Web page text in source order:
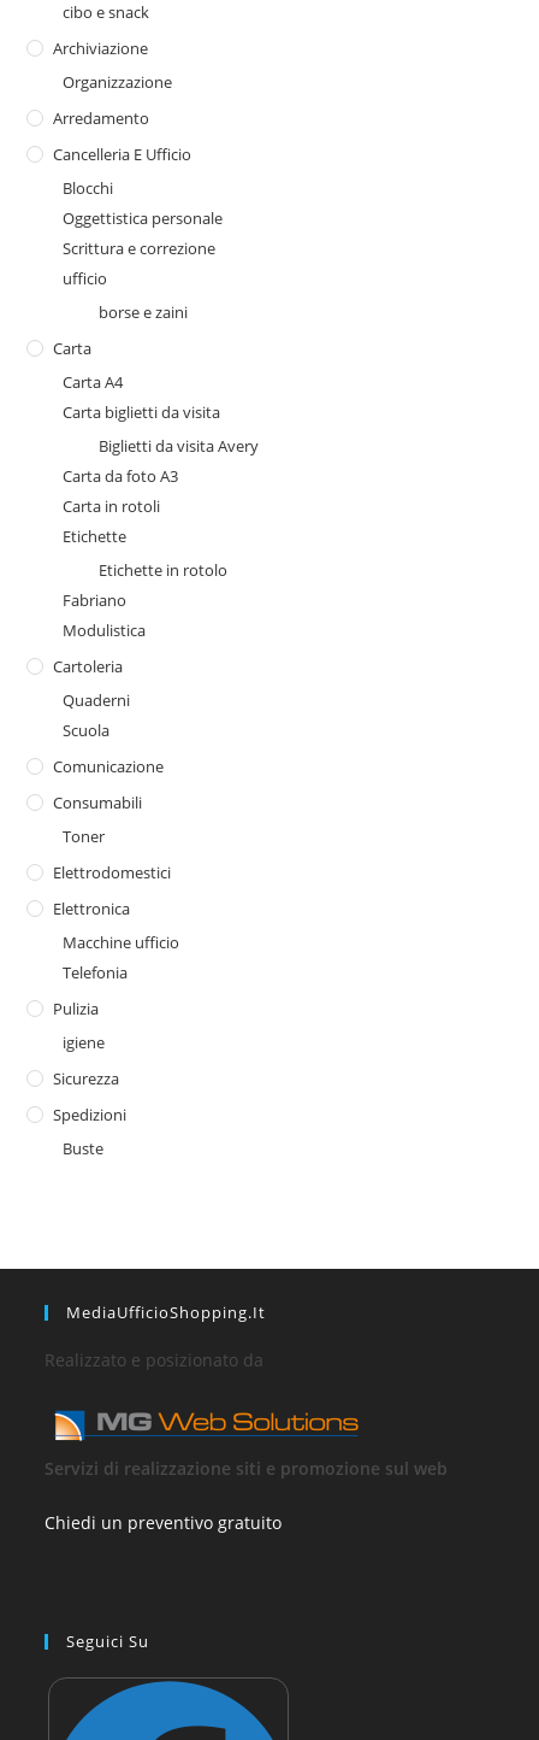
cibo e snack
Archiviazione
Organizzazione
Arredamento
Cancelleria E Ufficio
Blocchi
Oggettistica personale
Scrittura e correzione
ufficio
borse e zaini
Carta
Carta A4
Carta biglietti da visita
Biglietti da visita Avery
Carta da foto A3
Carta in rotoli
Etichette
Etichette in rotolo
Fabriano
Modulistica
Cartoleria
Quaderni
Scuola
Comunicazione
Consumabili
Toner
Elettrodomestici
Elettronica
Macchine ufficio
Telefonia
Pulizia
igiene
Sicurezza
Spedizioni
Buste
MediaUfficioShopping.it
Realizzato e posizionato da
Servizi di realizzazione siti e promozione sul web
Chiedi un preventivo gratuito
Seguici Su